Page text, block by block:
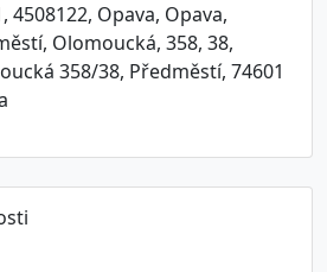
4508122, Opava, Opava,
Olomoucká, 358, 38,
358/38, Předměstí, 74601